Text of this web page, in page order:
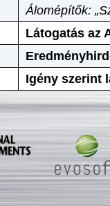
Álomépítők:
Látogatás az
Igény szerint